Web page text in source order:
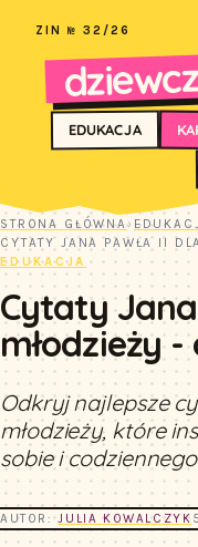
ZIN № 32/26
EDUKACJA
STRONA GŁÓWNA›
CYTATY JANA PAWŁA II
EDUKACJA
Cytaty Jana
młodzieży
Odkryj najlepsze
młodzieży, które
sobie i
AUTOR:JULIA KOWALCZYK